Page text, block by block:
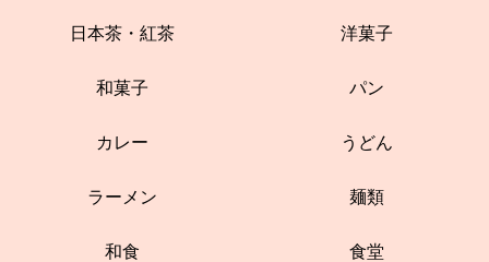
日本茶・紅茶 洋菓子
和菓子 パン
カレー うどん
ラーメン 麺類
和食 食堂